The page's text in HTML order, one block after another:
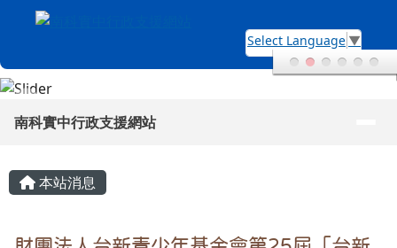
跳至主內容區
南科實中行政支援網站
Select Language ▼
導覽列
南科實中行政支援網站
主內容區域
本站消息